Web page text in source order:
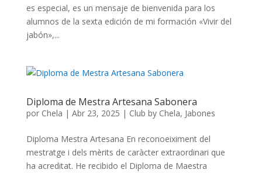
es especial, es un mensaje de bienvenida para los
alumnos de la sexta edición de mi formación «Vivir del
jabón»,...
Diploma de Mestra Artesana Sabonera
por Chela | Abr 23, 2025 | Club by Chela, Jabones
Diploma Mestra Artesana En reconoeiximent del
mestratge i dels mèrits de caràcter extraordinari que
ha acreditat. He recibido el Diploma de Maestra